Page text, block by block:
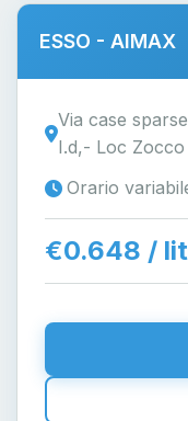
ESSO - AIMAX
Via case
I.d,- Loc Zocco
Orario
€0.648 /